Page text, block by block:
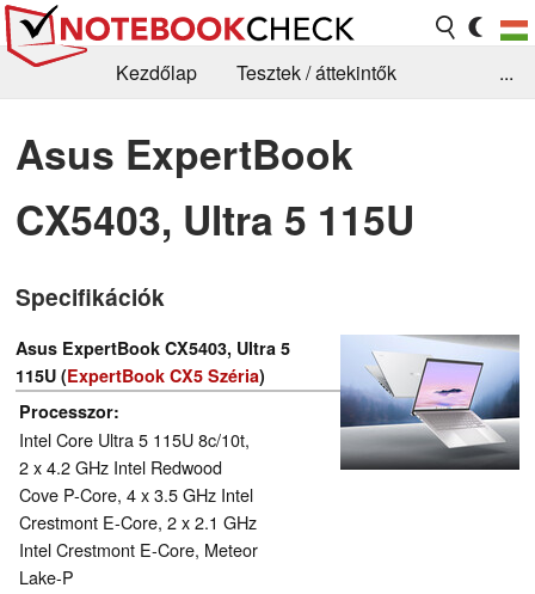
Kezdőlap
Tesztek / áttekintők
Könyvtár
Kapcsolat
...
Asus ExpertBook
CX5403, Ultra 5 115U
Specifikációk
Asus ExpertBook CX5403, Ultra 5
115U (ExpertBook CX5 Széria)
Processzor
Intel Core Ultra 5 115U 8c/10t,
2 x 4.2 GHz Intel Redwood
Cove P-Core, 4 x 3.5 GHz Intel
Crestmont E-Core, 2 x 2.1 GHz
Intel Crestmont E-Core, Meteor
Lake-P